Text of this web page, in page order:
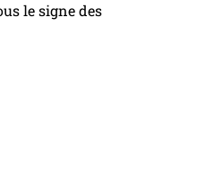
le signe des